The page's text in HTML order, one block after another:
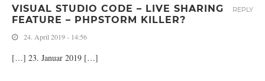
VISUAL STUDIO CODE – LIVE SHARING
FEATURE – PHPSTORM KILLER?
24. April 2019 - 14:56
[…] 23. Januar 2019 […]
REPLY